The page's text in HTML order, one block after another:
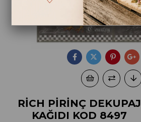
RİCH PİRİNÇ DEKUPAJ
KAĞIDI KOD 8497